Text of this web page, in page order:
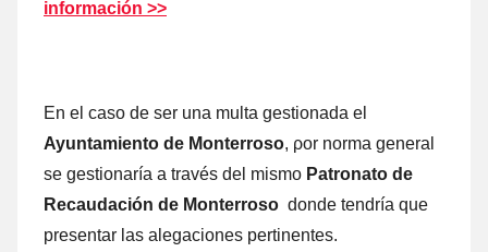
información >>
En el caso dе ser una multa gestionada el
Ayuntamiento dе Monterroso, ρor norma general
ѕе gestionaría а través del mismo Patronato dе
Recaudación dе Monterroso donde tendría quе
presentar las alegaciones pertinentes.